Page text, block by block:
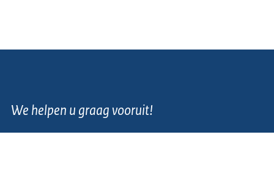
We helpen u graag vooruit!